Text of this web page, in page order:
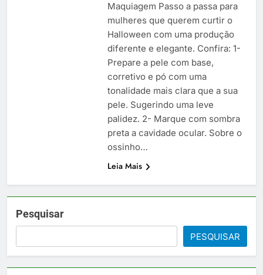
Maquiagem Passo a passa para
mulheres que querem curtir o
Halloween com uma produção
diferente e elegante. Confira: 1-
Prepare a pele com base,
corretivo e pó com uma
tonalidade mais clara que a sua
pele. Sugerindo uma leve
palidez. 2- Marque com sombra
preta a cavidade ocular. Sobre o
ossinho…
Leia Mais
Pesquisar
PESQUISAR